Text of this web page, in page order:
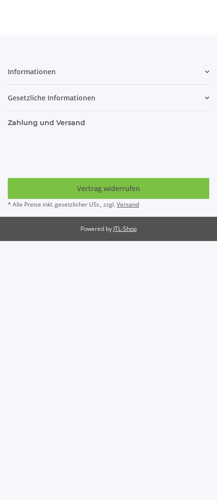
Informationen
Gesetzliche Informationen
Zahlung und Versand
Vertrag widerrufen
* Alle Preise inkl. gesetzlicher USt., zzgl.Versand
Powered by JTL-Shop